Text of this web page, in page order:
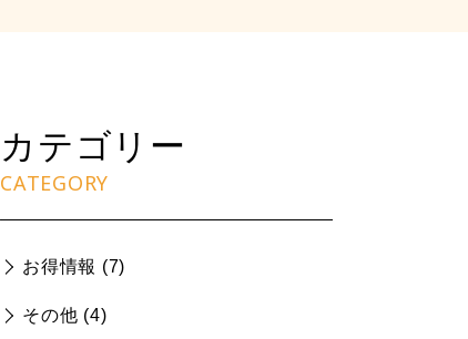
カテゴリー
CATEGORY
お得情報 (7)
その他 (4)